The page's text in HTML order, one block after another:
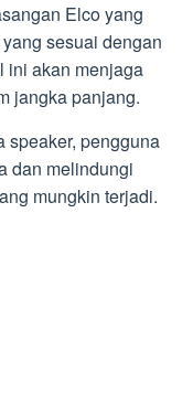
Elco yang
sesuai dengan
ini akan menjaga
jangka panjang.
speaker, pengguna
dan melindungi
mungkin terjadi.